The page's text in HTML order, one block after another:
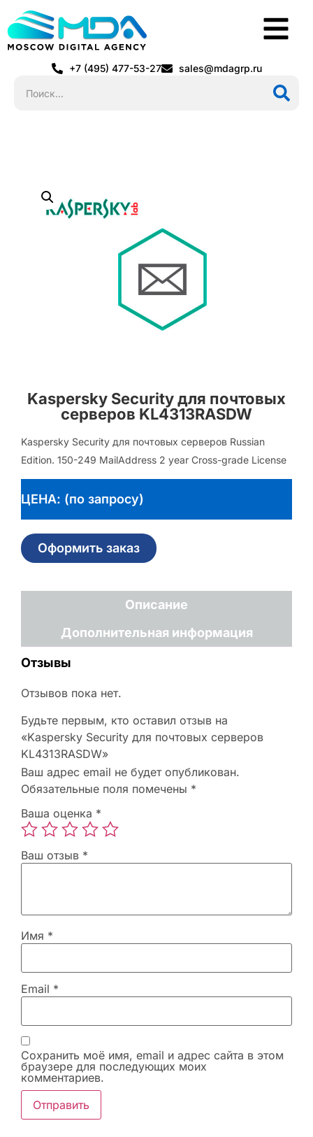
+7 (495) 477-53-27 sales@mdagrp.ru
Kaspersky Security для почтовых
серверов KL4313RASDW
Kaspersky Security для почтовых серверов Russian
Edition. 150-249 MailAddress 2 year Cross-grade License
ЦЕНА: (по запросу)
Оформить заказ
Описание
Дополнительная информация
Отзывы
Отзывов пока нет.
Будьте первым, кто оставил отзыв на
«Kaspersky Security для почтовых серверов
KL4313RASDW»
Ваш адрес email не будет опубликован.
Обязательные поля помечены *
Ваша оценка *
Ваш отзыв *
Имя *
Email *
Сохранить моё имя, email и адрес сайта в этом
браузере для последующих моих
комментариев.